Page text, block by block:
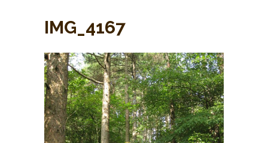
IMG_4167